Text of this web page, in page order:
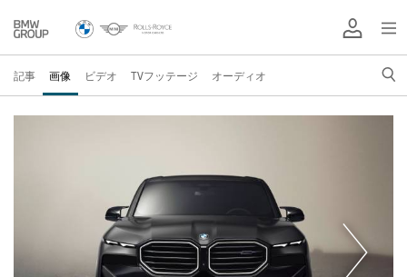
記事 画像 ビデオ TVフッテージ オーディオ